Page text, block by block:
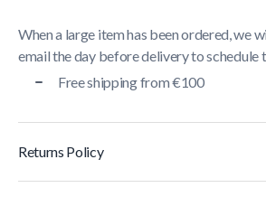
When a large item has been ordered, we
email the day before delivery to schedule
Free shipping from €100
Returns Policy